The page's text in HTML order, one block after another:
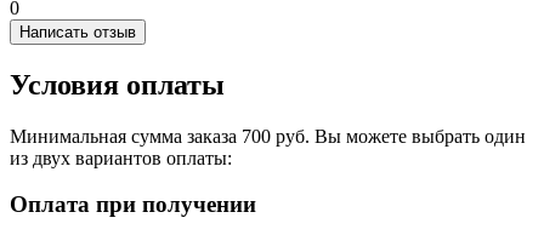
0
Написать отзыв
Условия оплаты
Минимальная сумма заказа 700 руб. Вы можете выбрать один
из двух вариантов оплаты:
Оплата при получении